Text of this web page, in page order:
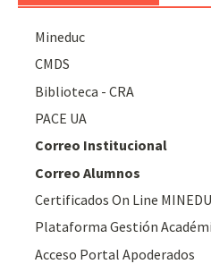
Mineduc
CMDS
Biblioteca - CRA
PACE UA
Correo Institucional
Correo Alumnos
Certificados On Line
Plataforma Gestión
Acceso Portal Apoderados